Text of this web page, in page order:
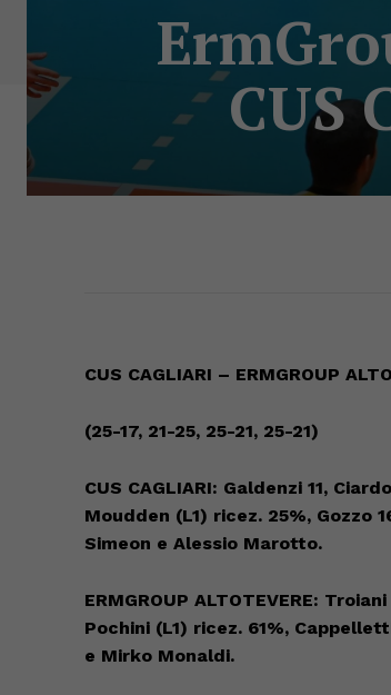
CUS
CUS CAGLIARI – ERMGROUP
(25-17, 21-25, 25-21, 25-21)
CUS CAGLIARI: Galdenzi 11,
Moudden (L1) ricez. 25%, Gozzo
Simeon e Alessio Marotto.
ERMGROUP ALTOTEVERE: Troiani
Pochini (L1) ricez. 61%, C
e Mirko Monaldi.